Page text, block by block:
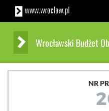
Wrocławski Budżet
NR